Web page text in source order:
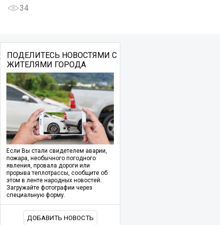
34
ПОДЕЛИТЕСЬ НОВОСТЯМИ С
ЖИТЕЛЯМИ ГОРОДА
Если Вы стали свидетелем аварии,
пожара, необычного погодного
явления, провала дороги или
прорыва теплотрассы, сообщите об
этом в ленте народных новостей.
Загружайте фотографии через
специальную форму.
ДОБАВИТЬ НОВОСТЬ